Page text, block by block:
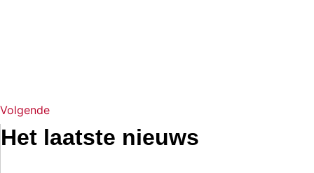
Volgende
Het laatste nieuws